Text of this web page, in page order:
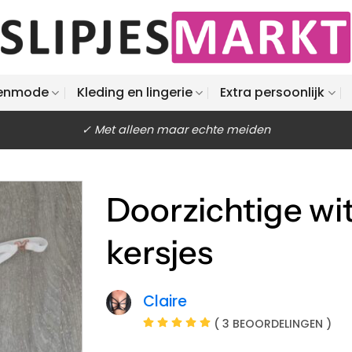
Kleding en lingerie Extra persoonlijk
✓ Met alleen maar echte meiden
Doorzichtige
kersjes
Claire
( 3 BEOORDELINGEN )